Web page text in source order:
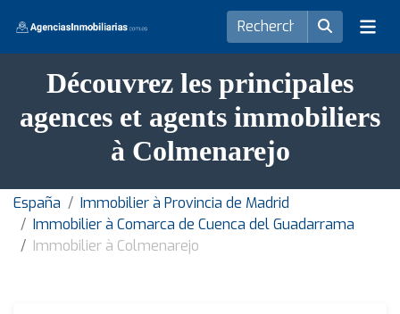
Découvrez les principales
agences et agents immobiliers
à Colmenarejo
España
Immobilier à Provincia de Madrid
Immobilier à Comarca de Cuenca del Guadarrama
Immobilier à Colmenarejo